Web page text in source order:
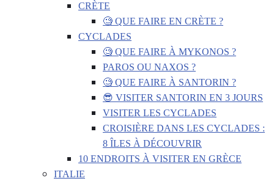
CRÈTE
🧐 QUE FAIRE EN CRÈTE ?
CYCLADES
🧐 QUE FAIRE À MYKONOS ?
PAROS OU NAXOS ?
🧐 QUE FAIRE À SANTORIN ?
😎 VISITER SANTORIN EN 3 JOURS
VISITER LES CYCLADES
CROISIÈRE DANS LES CYCLADES :
8 ÎLES À DÉCOUVRIR
10 ENDROITS À VISITER EN GRÈCE
ITALIE